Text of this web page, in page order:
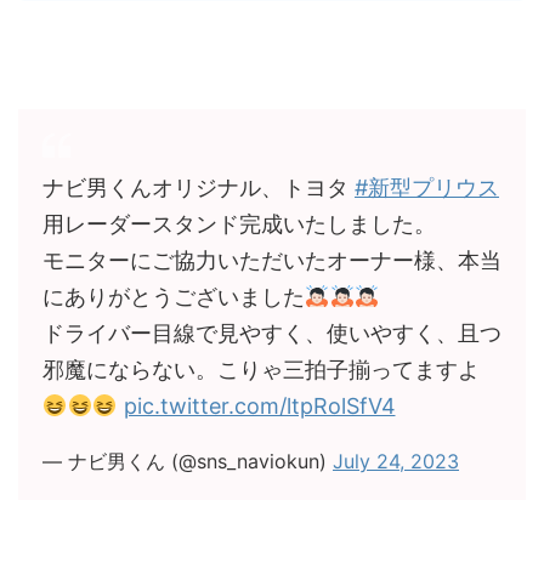
ナビ男くんオリジナル、トヨタ #新型プリウス
用レーダースタンド完成いたしました。
モニターにご協力いただいたオーナー様、本当
にありがとうございました
ドライバー目線で見やすく、使いやすく、且つ
邪魔にならない。こりゃ三拍子揃ってますよ
pic.twitter.com/ltpRolSfV4
— ナビ男くん (@sns_naviokun) July 24, 2023